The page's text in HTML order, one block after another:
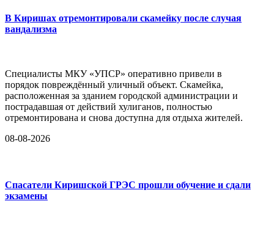
В Киришах отремонтировали скамейку после случая
вандализма
Специалисты МКУ «УПСР» оперативно привели в
порядок повреждённый уличный объект. Скамейка,
расположенная за зданием городской администрации и
пострадавшая от действий хулиганов, полностью
отремонтирована и снова доступна для отдыха жителей.
08-08-2026
Спасатели Киришской ГРЭС прошли обучение и сдали
экзамены